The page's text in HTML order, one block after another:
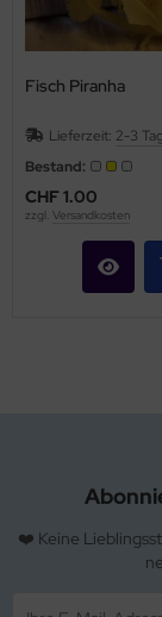
Fisch Piranha
Lieferzeit: 2-3
Bestand:
CHF 1.00
zzgl. Versandkosten
❤️ Keine